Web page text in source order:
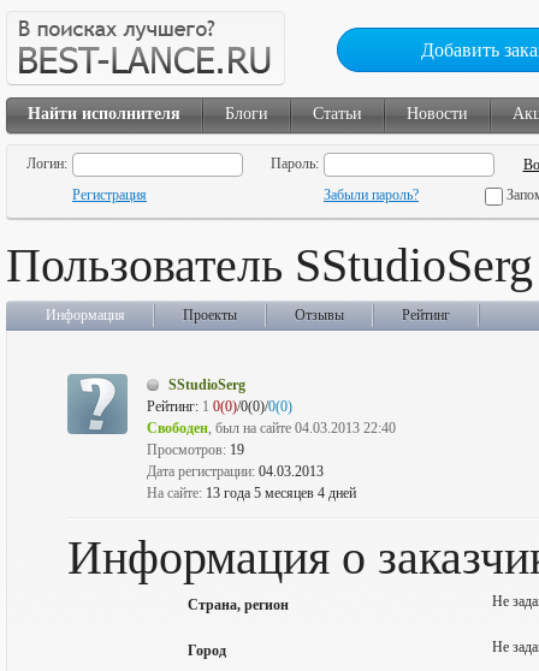
Добавить
Найти исполнителя Блоги Статьи Новости
Логин:
Пароль:
Регистрация
Забыли пароль?
Пользователь SStudioSerg
Информация Проекты Отзывы Рейтинг
SStudioSerg
Рейтинг: 1 0(0)/0(0)/0(0)
Свободен, был на сайте 04.03.2013 22:40
Просмотров: 19
Дата регистрации: 04.03.2013
На сайте: 13 года 5 месяцев 4 дней
Информация о
Страна, регион Не
Город Не